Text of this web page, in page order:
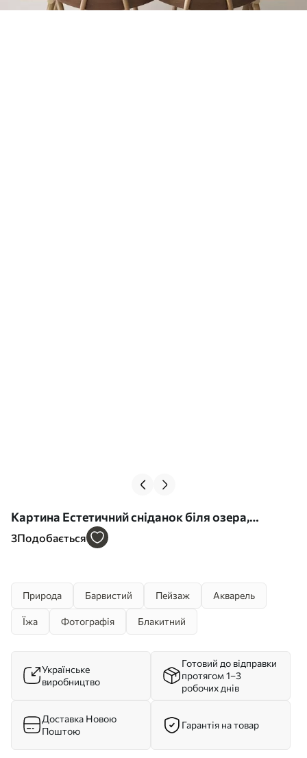
Картина Естетичний сніданок біля озера,
акварельний стиль Арт. s42432
3Подобається
Природа Барвистий Пейзаж Акварель
Їжа Фотографія Блакитний
Українське
виробництво
Готовий до відправки
протягом 1–3
робочих днів
Доставка Новою
Поштою
Гарантія на товар